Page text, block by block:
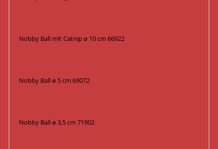
Nobby Ball mit Catnip ø 10 cm 66922
Nobby Ball ø 5 cm 69072
Nobby Ball ø 3,5 cm 71902